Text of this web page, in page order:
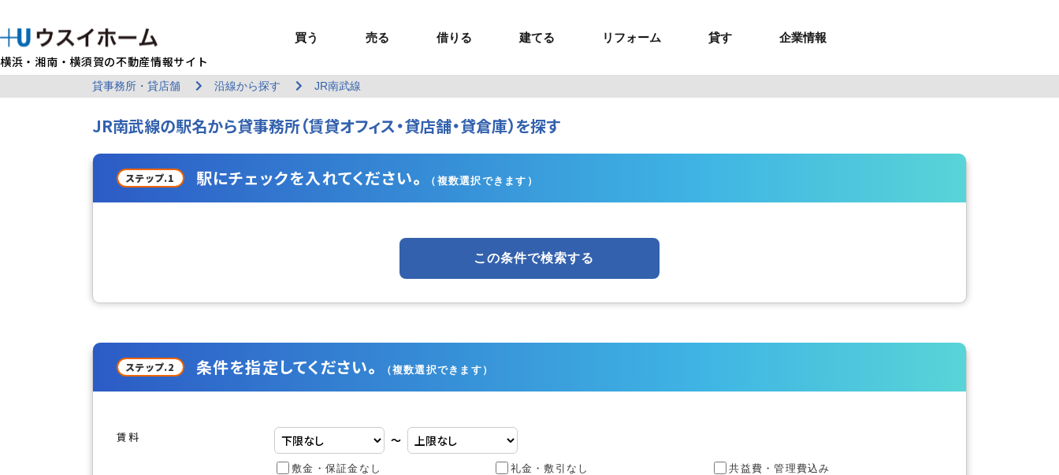
横浜・湘南・横須賀の不動産情報サイト
買う
BUY
買う 戸建て（総合）
新築戸建て
土地
投資物件
お問合せ
売る
SELL
売る 売るTOP
建物状況調査
（インスペクション）
レントホーム
借りる
RENT
借りる 賃貸住宅TOP
エリアから探す
エリアから探す
建てる
U-CASA
建てる 建てるTOP
U-nifty（定額制注文住宅）
ウスイホームの家づくり
施工事例
リフォーム
REFORM
リフォーム リフォームTOP
ウスイのリフォームの魅力
ショールーム
リフォームの流れ
無料お見積もり
貸す
MANAGEMENT
貸す 貸すTOP
お悩み解決
セミナー・講座
オーナー様へ
お問い合わせ
企業情報
COMPANY INFO
企業情報 企業情報TOP
店舗情報
貸事務所・貸店舗 沿線から探す JR南武線
JR南武線の駅名から貸事務所（賃貸オフィス・貸店舗・貸倉庫）を探す
ステップ.1 駅にチェックを入れてください。 （複数選択できます）
この条件で検索する
ステップ.2 条件を指定してください。 （複数選択できます）
賃料 〜
敷金・保証金なし 礼金・敷引なし 共益費・管理費込み